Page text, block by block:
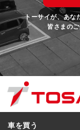
トーサイが、あな
皆さまの
車を買う